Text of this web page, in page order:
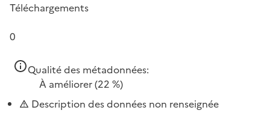
Téléchargements
0
Qualité des métadonnées:
À améliorer(22 %)
Description des données non renseignée